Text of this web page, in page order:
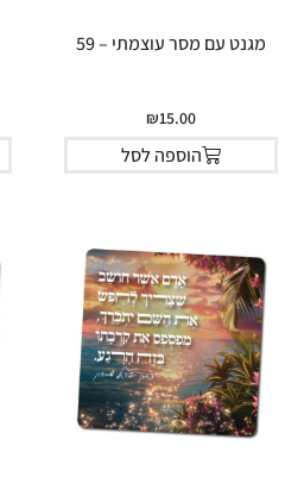
מגנט עם מסר עוצמתי – 59
₪15.00
הוספה לסל